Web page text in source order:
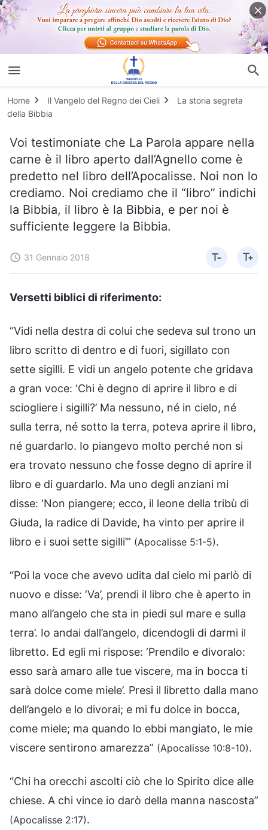
Home Il Vangelo del Regno dei Cieli
La storia segreta
della Bibbia
Voi testimoniate che La Parola appare nella
carne è il libro aperto dall’Agnello come è
predetto nel libro dell’Apocalisse. Noi non lo
crediamo. Noi crediamo che il “libro” indichi
la Bibbia, il libro è la Bibbia, e per noi è
sufficiente leggere la Bibbia.
31 Gennaio 2018
Versetti biblici di riferimento:
“Vidi nella destra di colui che sedeva sul trono un
libro scritto di dentro e di fuori, sigillato con
sette sigilli. E vidi un angelo potente che gridava
a gran voce: ‘Chi è degno di aprire il libro e di
sciogliere i sigilli?’ Ma nessuno, né in cielo, né
sulla terra, né sotto la terra, poteva aprire il libro,
né guardarlo. Io piangevo molto perché non si
era trovato nessuno che fosse degno di aprire il
libro e di guardarlo. Ma uno degli anziani mi
disse: ‘Non piangere; ecco, il leone della tribù di
Giuda, la radice di Davide, ha vinto per aprire il
libro e i suoi sette sigilli’” (Apocalisse 5:1-5).
“Poi la voce che avevo udita dal cielo mi parlò di
nuovo e disse: ‘Va’, prendi il libro che è aperto in
mano all’angelo che sta in piedi sul mare e sulla
terra’. Io andai dall’angelo, dicendogli di darmi il
libretto. Ed egli mi rispose: ‘Prendilo e divoralo:
esso sarà amaro alle tue viscere, ma in bocca ti
sarà dolce come miele’. Presi il libretto dalla mano
dell’angelo e lo divorai; e mi fu dolce in bocca,
come miele; ma quando lo ebbi mangiato, le mie
viscere sentirono amarezza” (Apocalisse 10:8-10).
“Chi ha orecchi ascolti ciò che lo Spirito dice alle
chiese. A chi vince io darò della manna nascosta”
(Apocalisse 2:17).